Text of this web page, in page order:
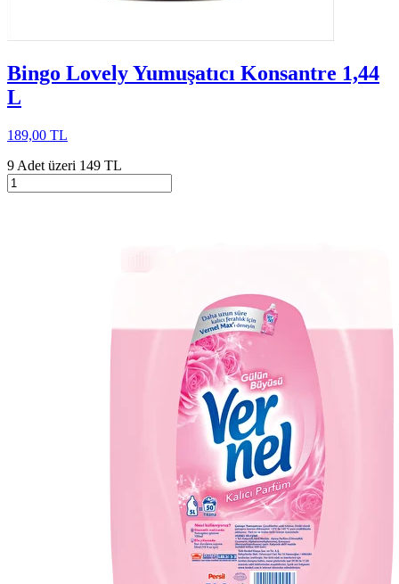
Bingo Lovely Yumuşatıcı Konsantre 1,44
L
189,00 TL
9 Adet üzeri 149 TL